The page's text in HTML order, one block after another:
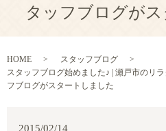
タッフブログが
HOME
スタッフブログ
スタッフブログ始めました♪ | 瀬戸市のリ
フブログがスタートしました
2015/02/14